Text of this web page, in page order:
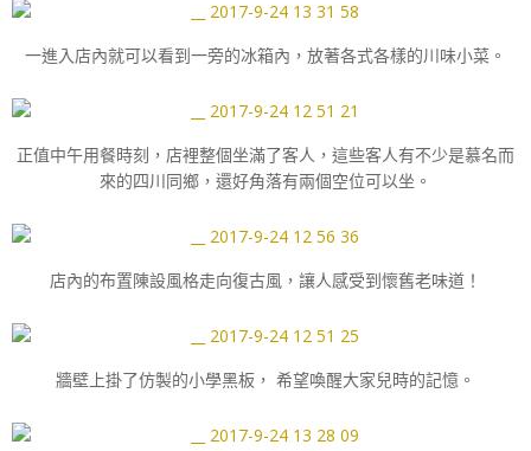
一進入店內就可以看到一旁的冰箱內，放著各式各樣的川味小菜。
正值中午用餐時刻，店裡整個坐滿了客人，這些客人有不少是慕名而
來的四川同鄉，還好角落有兩個空位可以坐。
店內的布置陳設風格走向復古風，讓人感受到懷舊老味道！
牆壁上掛了仿製的小學黑板， 希望喚醒大家兒時的記憶。